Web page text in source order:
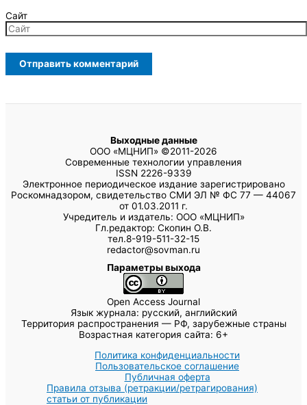
Сайт
Выходные данные
ООО «МЦНИП» ©2011-2026
Современные технологии управления
ISSN 2226-9339
Электронное периодическое издание зарегистрировано
Роскомнадзором, свидетельство СМИ ЭЛ № ФС 77 — 44067
от 01.03.2011 г.
Учредитель и издатель: ООО «МЦНИП»
Гл.редактор: Скопин О.В.
тел.8-919-511-32-15
redactor@sovman.ru
Параметры выхода
Open Access Journal
Язык журнала: русский, английский
Территория распространения — РФ, зарубежные страны
Возрастная категория сайта: 6+
Политика конфиденциальности
Пользовательское соглашение
Публичная оферта
Правила отзыва (ретракции/ретрагирования)
статьи от публикации